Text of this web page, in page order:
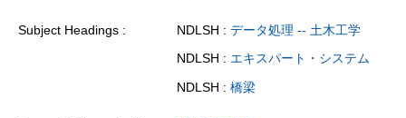
Subject Headings NDLSH : データ処理 -- 土木工学
NDLSH : エキスパート・システム
NDLSH : 橋梁